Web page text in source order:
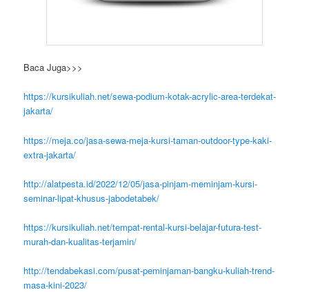
Baca Juga>>>
https://kursikuliah.net/sewa-podium-kotak-acrylic-area-terdekat-
jakarta/
https://meja.co/jasa-sewa-meja-kursi-taman-outdoor-type-kaki-
extra-jakarta/
http://alatpesta.id/2022/12/05/jasa-pinjam-meminjam-kursi-
seminar-lipat-khusus-jabodetabek/
https://kursikuliah.net/tempat-rental-kursi-belajar-futura-test-
murah-dan-kualitas-terjamin/
http://tendabekasi.com/pusat-peminjaman-bangku-kuliah-trend-
masa-kini-2023/